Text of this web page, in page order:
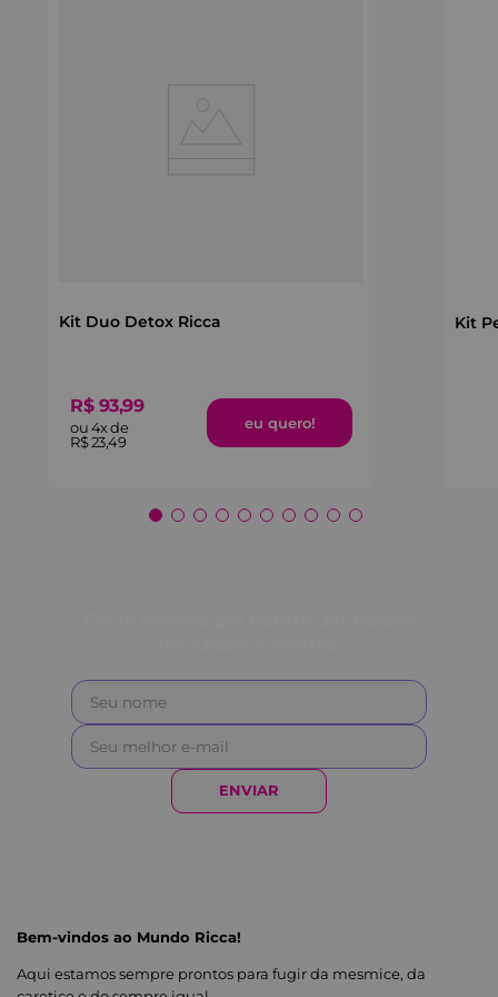
Kit Duo Detox Ricca
R$ 93,99
ou4x de
R$23,49
Kit
ENVIAR
Bem-vindos ao Mundo Ricca!
Aqui estamos sempre prontos para fugir da mesmice, da